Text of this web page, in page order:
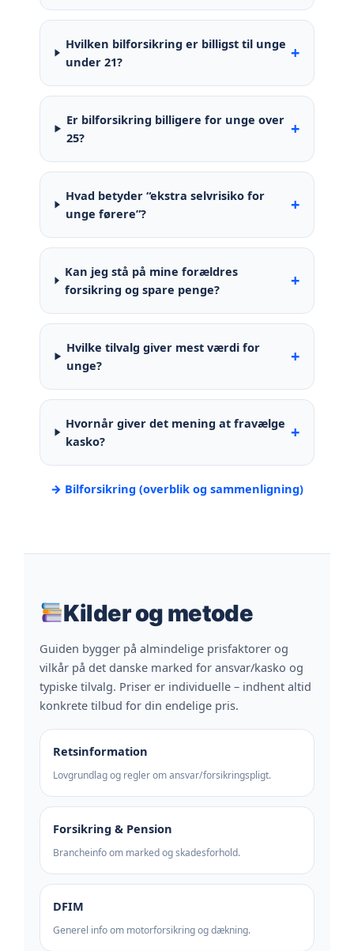
Hvilken bilforsikring er billigst til unge
under 21?
+
Er bilforsikring billigere for unge over
25?
+
Hvad betyder “ekstra selvrisiko for
unge førere”?
+
Kan jeg stå på mine forældres
forsikring og spare penge?
+
Hvilke tilvalg giver mest værdi for
unge?
+
Hvornår giver det mening at fravælge
kasko?
+
→ Bilforsikring (overblik og sammenligning)
Kilder og metode
Guiden bygger på almindelige prisfaktorer og
vilkår på det danske marked for ansvar/kasko og
typiske tilvalg. Priser er individuelle – indhent altid
konkrete tilbud for din endelige pris.
Retsinformation
Lovgrundlag og regler om ansvar/forsikringspligt.
Forsikring & Pension
Brancheinfo om marked og skadesforhold.
DFIM
Generel info om motorforsikring og dækning.